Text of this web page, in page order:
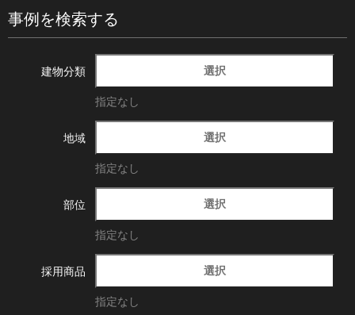
事例を検索する
建物分類 選択
指定なし
地域 選択
指定なし
部位 選択
指定なし
採用商品 選択
指定なし